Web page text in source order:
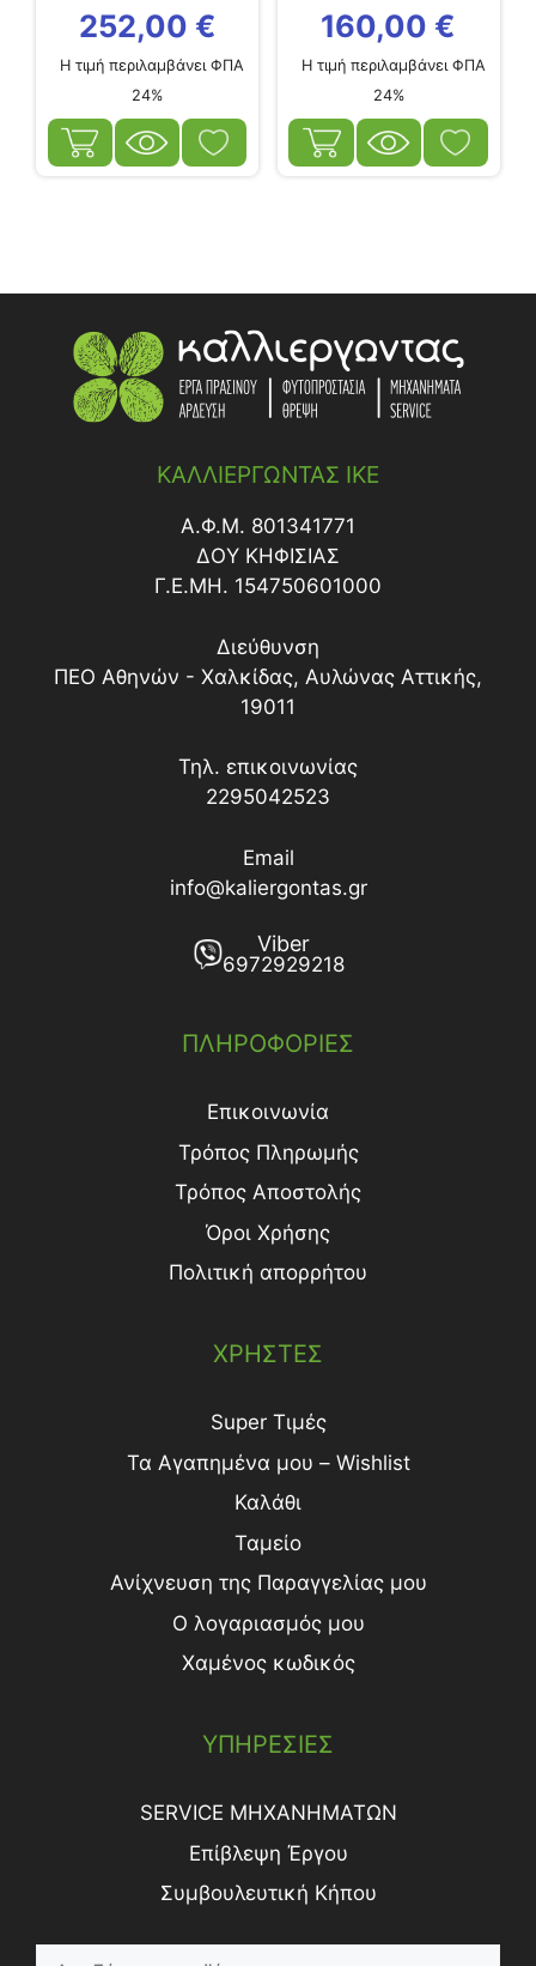
252,00 €
Η τιμή περιλαμβάνει ΦΠΑ
24%
160,00 €
Η τιμή περιλαμβάνει ΦΠΑ
24%
ΚΑΛΛΙΕΡΓΩΝΤΑΣ ΙΚΕ
Α.Φ.Μ. 801341771
ΔΟY ΚΗΦΙΣΙΑΣ
Γ.Ε.ΜΗ. 154750601000
Διεύθυνση
ΠΕΟ Αθηνών - Χαλκίδας, Αυλώνας Αττικής,
19011
Τηλ. επικοινωνίας
2295042523
Email
info@kaliergontas.gr
Viber
6972929218
ΠΛΗΡΟΦΟΡΙΕΣ
Επικοινωνία
Τρόπος Πληρωμής
Τρόπος Aποστολής
Όροι Χρήσης
Πολιτική απορρήτου
ΧΡΗΣΤΕΣ
Super Τιμές
Τα Αγαπημένα μου – Wishlist
Καλάθι
Ταμείο
Ανίχνευση της Παραγγελίας μου
Ο λογαριασμός μου
Χαμένος κωδικός
ΥΠΗΡΕΣΙΕΣ
SERVICE ΜΗΧΑΝΗΜΑΤΩΝ
Επίβλεψη Έργου
Συμβουλευτική Κήπου